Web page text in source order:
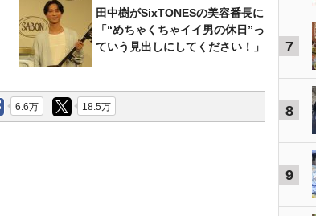
田中樹がSixTONESの美容番長に
「“めちゃくちゃイイ男の休日”っ
ていう見出しにしてください！」
6.6万 18.5万
7
8
9